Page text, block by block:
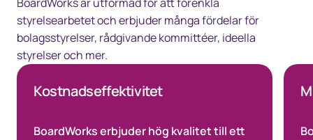
BoardWorks är utformad för att förenkla
styrelsearbetet och erbjuder många fördelar för
bolagsstyrelser, rådgivande kommittéer, ideella
styrelser och mer.
Kostnadseffektivitet
BoardWorks erbjuder hög kvalitet till ett